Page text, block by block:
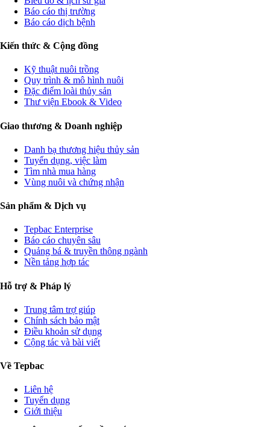
Báo cáo thị trường
Báo cáo dịch bệnh
Kiến thức & Cộng đồng
Kỹ thuật nuôi trồng
Quy trình & mô hình nuôi
Đặc điểm loài thủy sản
Thư viện Ebook & Video
Giao thương & Doanh nghiệp
Danh bạ thương hiệu thủy sản
Tuyển dụng, việc làm
Tìm nhà mua hàng
Vùng nuôi và chứng nhận
Sản phẩm & Dịch vụ
Tepbac Enterprise
Báo cáo chuyên sâu
Quảng bá & truyền thông ngành
Nền tảng hợp tác
Hỗ trợ & Pháp lý
Trung tâm trợ giúp
Chính sách bảo mật
Điều khoản sử dụng
Cộng tác và bài viết
Về Tepbac
Liên hệ
Tuyển dụng
Giới thiệu